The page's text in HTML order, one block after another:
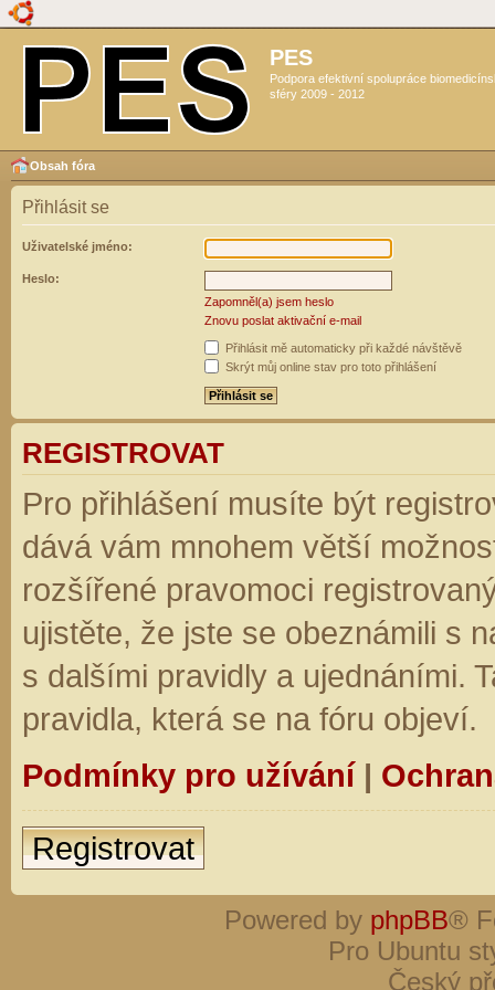
PES
Podpora efektivní spolupráce
sféry 2009 - 2012
Obsah fóra
Přihlásit se
Uživatelské jméno:
Heslo:
Zapomněl(a) jsem heslo
Znovu poslat aktivační e-mail
Přihlásit mě automaticky při každé návštěvě
Skrýt můj online stav pro toto přihlášení
REGISTROVAT
Pro přihlášení musíte být
dává vám mnohem větší
rozšířené pravomoci
ujistěte, že jste se obeznámili s
s dalšími pravidly a ujednáními.
pravidla, která se na fóru objeví.
Podmínky pro užívání|
Registrovat
Powered by phpBB®
Pro Ubuntu
Český